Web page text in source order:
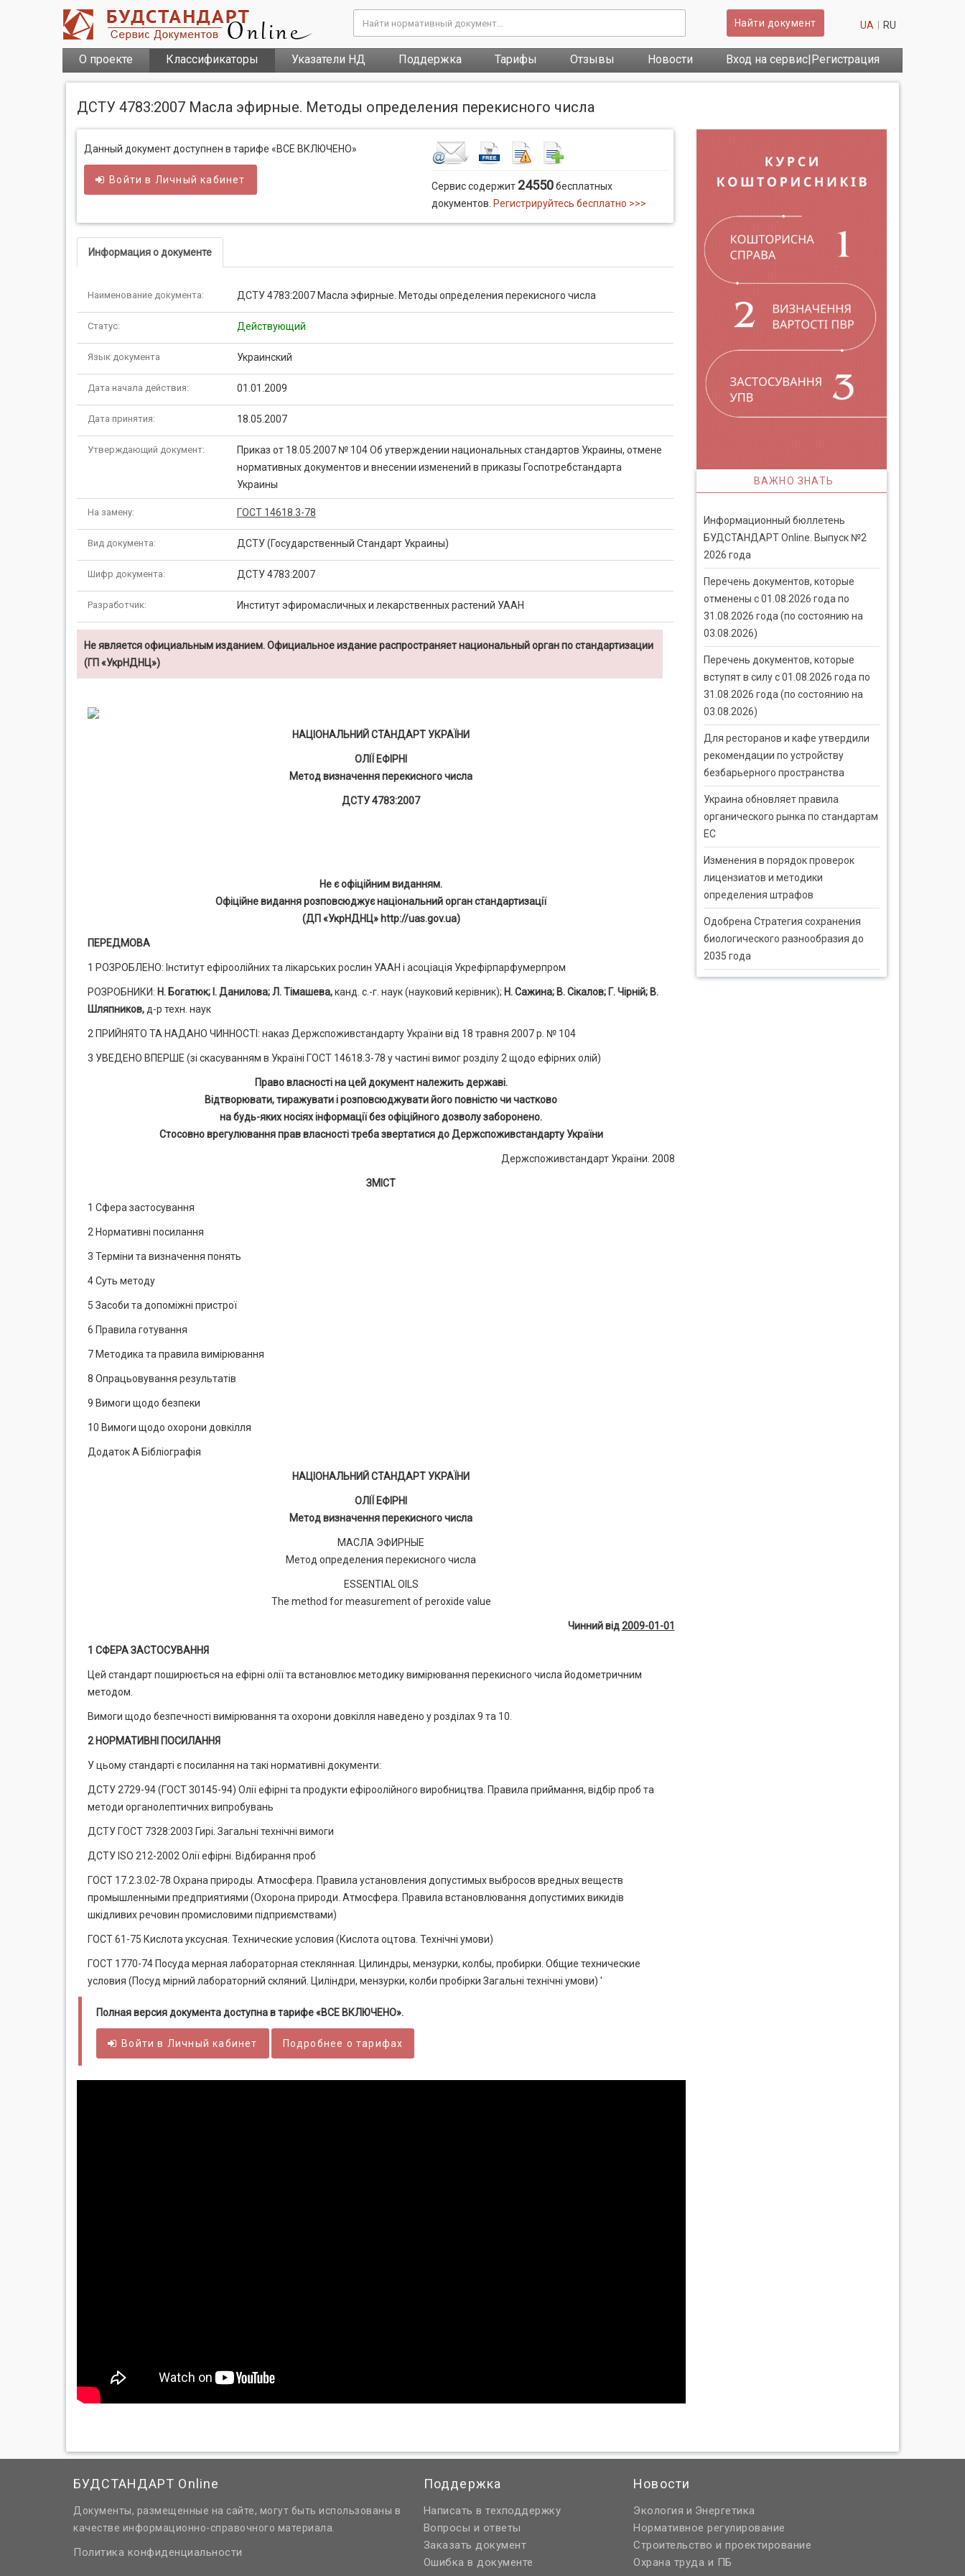
Найти документ UA RU
О проекте Классификаторы Указатели НД Поддержка Тарифы Отзывы Новости Вход на сервис|Регистрация
ДСТУ 4783:2007 Масла эфирные. Методы определения перекисного числа
Данный документ доступнен в тарифе «ВСЕ ВКЛЮЧЕНО»
Войти в Личный кабинет
Сервис содержит 24550бесплатных
документов. Регистрируйтесь бесплатно >>>
Информация о документе
Наименование документа: ДСТУ 4783:2007 Масла эфирные. Методы определения перекисного числа
Статус: Действующий
Язык документа Украинский
Дата начала действия: 01.01.2009
Дата принятия: 18.05.2007
Утверждающий документ:
Приказ от 18.05.2007 № 104 Об утверждении национальных стандартов Украины, отмене
нормативных документов и внесении изменений в приказы Госпотребстандарта
Украины
На замену: ГОСТ 14618.3-78
Вид документа: ДСТУ (Государственный Стандарт Украины)
Шифр документа: ДСТУ 4783:2007
Разработчик: Институт эфиромасличных и лекарственных растений УААН
Не является официальным изданием. Официальное издание распространяет национальный орган по стандартизации
(ГП «УкрНДНЦ»)
НАЦІОНАЛЬНИЙ СТАНДАРТ УКРАЇНИ
ОЛІЇ ЕФІРНІ
Метод визначення перекисного числа
ДСТУ 4783:2007
Не є офіційним виданням.
Офіційне видання розповсюджує національний орган стандартизації
(ДП «УкрНДНЦ» http://uas.gov.ua)
ПЕРЕДМОВА
1 РОЗРОБЛЕНО: Інститут ефіроолійних та лікарських рослин УААН і асоціація Укрефірпарфумерпром
РОЗРОБНИКИ: Н. Богатюк; І. Данилова; Л. Тімашева,канд. с.-г. наук (науковий керівник); Н. Сажина; В. Сікалов; Г. Чірній; В.
Шляпников, д-р техн. наук
2 ПРИЙНЯТО ТА НАДАНО ЧИННОСТІ: наказ Держспоживстандарту України від 18 травня 2007 р. № 104
3 УВЕДЕНО ВПЕРШЕ (зі скасуванням в Україні ГОСТ 14618.3-78 у частині вимог розділу 2 щодо ефірних олій)
Право власності на цей документ належить державі.
Відтворювати, тиражувати і розповсюджувати його повністю чи частково
на будь-яких носіях інформації без офіційного дозволу заборонено.
Стосовно врегулювання прав власності треба звертатися до Держспоживстандарту України
Держспоживстандарт України. 2008
ЗМІСТ
1 Сфера застосування
2 Нормативні посилання
3 Терміни та визначення понять
4 Суть методу
5 Засоби та допоміжні пристрої
6 Правила готування
7 Методика та правила вимірювання
8 Опрацьовування результатів
9 Вимоги щодо безпеки
10 Вимоги щодо охорони довкілля
Додаток А Бібліографія
НАЦІОНАЛЬНИЙ СТАНДАРТ УКРАЇНИ
ОЛІЇ ЕФІРНІ
Метод визначення перекисного числа
МАСЛА ЭФИРНЫЕ
Метод определения перекисного числа
ESSENTIAL OILS
The method for measurement of peroxide value
Чинний від2009-01-01
1 СФЕРА ЗАСТОСУВАННЯ
Цей стандарт поширюється на ефірні олії та встановлює методику вимірювання перекисного числа йодометричним
методом.
Вимоги щодо безпечності вимірювання та охорони довкілля наведено у розділах 9 та 10.
2 НОРМАТИВНІ ПОСИЛАННЯ
У цьому стандарті є посилання на такі нормативні документи:
ДСТУ 2729-94 (ГОСТ 30145-94) Олії ефірні та продукти ефіроолійного виробництва. Правила приймання, відбір проб та
методи органолептичних випробувань
ДСТУ ГОСТ 7328:2003 Гирі. Загальні технічні вимоги
ДСТУ ISO 212-2002 Олії ефірні. Відбирання проб
ГОСТ 17.2.3.02-78 Охрана природы. Атмосфера. Правила установления допустимых выбросов вредных веществ
промышленными предприятиями (Охорона природи. Атмосфера. Правила встановлювання допустимих викидів
шкідливих речовин промисловими підприємствами)
ГОСТ 61-75 Кислота уксусная. Технические условия (Кислота оцтова. Технічні умови)
ГОСТ 1770-74 Посуда мерная лабораторная стеклянная. Цилиндры, мензурки, колбы, пробирки. Общие технические
условия (Посуд мірний лабораторний скляний. Циліндри, мензурки, колби пробірки Загальні технічні умови) '
Полная версия документа доступна в тарифе «ВСЕ ВКЛЮЧЕНО».
Войти в Личный кабинет Подробнее о тарифах
ВАЖНО ЗНАТЬ
Информационный бюллетень
БУДСТАНДАРТ Online. Выпуск №2
2026 года
Перечень документов, которые
отменены с 01.08.2026 года по
31.08.2026 года (по состоянию на
03.08.2026)
Перечень документов, которые
вступят в силу с 01.08.2026 года по
31.08.2026 года (по состоянию на
03.08.2026)
Для ресторанов и кафе утвердили
рекомендации по устройству
безбарьерного пространства
Украина обновляет правила
органического рынка по стандартам
ЕС
Изменения в порядок проверок
лицензиатов и методики
определения штрафов
Одобрена Стратегия сохранения
биологического разнообразия до
2035 года
БУДСТАНДАРТ Online
Документы, размещенные на сайте, могут быть использованы в
качестве информационно-справочного материала.
Политика конфиденциальности
Поддержка
Написать в техподдержку
Вопросы и ответы
Заказать документ
Ошибка в документе
Новости
Экология и Энергетика
Нормативное регулирование
Строительство и проектирование
Охрана труда и ПБ